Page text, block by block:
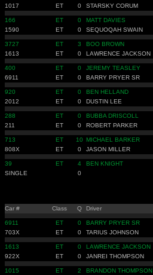
1017
ET 0 STARSKY CORUM
166 ET 0 MATT DAVIES
1590
ET 0 SEQUOQAH SWAIN
3727 ET 3 BOO BROWN
1613
ET 0 LAWRENCE JACKSON
400 ET 0 JEREMY TEASLEY
6911
ET 0 BARRY PRYER SR
920 ET 0 BEN HELLAND
2012
ET 0 DUSTIN LEE
288 ET 0 BUBBA DRISCOLL
211
ET 0 ROBERT PARKER
713 ET 10 MICHAEL BARKER
808X
ET 0 JASON MILLER
39 ET 4 BEN KNIGHT
SINGLE
0
Car # Class Q Driver
6911 ET 0 BARRY PRYER SR
703X
ET 0 TARIUS JOHNSON
1613 ET 0 LAWRENCE JACKSON
922X
ET 0 JANREI THOMPSON
1015 ET 2 BRANDON THOMPSON